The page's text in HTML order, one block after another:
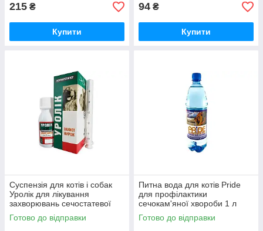
215 ₴
Купити
94 ₴
Купити
Суспензія для котів і собак
Уролік для лікування
захворювань сечостатевої
системи та нирок 50 мл Зоо
Хелс
Готово до відправки
Питна вода для котів Pride
для профілактики
сечокам'яної хвороби 1 л
Дивопрайд
Готово до відправки